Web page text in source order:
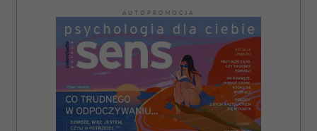
AUTOPROMOCJA